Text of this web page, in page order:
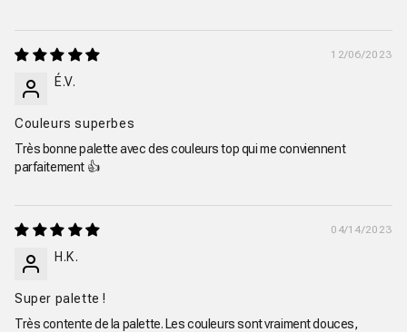
12/06/2023
É.V.
Couleurs superbes
Très bonne palette avec des couleurs top qui me conviennent
parfaitement 👍
04/14/2023
H.K.
Super palette !
Très contente de la palette. Les couleurs sont vraiment douces,